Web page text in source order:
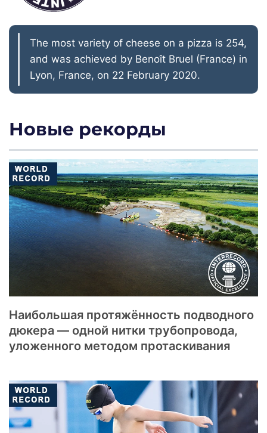
The most variety of cheese on a pizza is 254,
and was achieved by Benoît Bruel (France) in
Lyon, France, on 22 February 2020.
Новые рекорды
Наибольшая протяжённость подводного
дюкера — одной нитки трубопровода,
уложенного методом протаскивания